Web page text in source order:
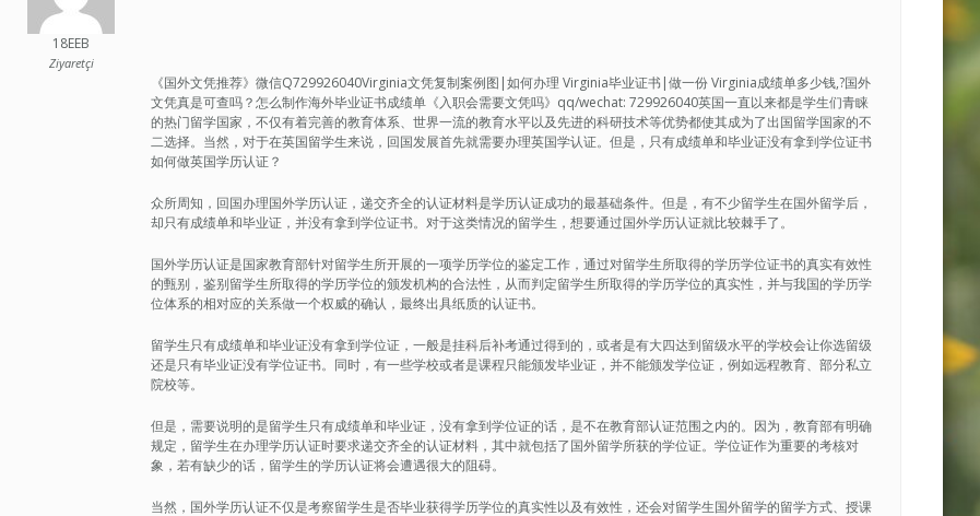
18EEB
Ziyaretçi
《国外文凭推荐》微信Q729926040Virginia文凭复制案例图|如何办理 Virginia毕业证书|做一份 Virginia成绩单多少钱,?国外
文凭真是可查吗？怎么制作海外毕业证书成绩单《入职会需要文凭吗》qq/wechat: 729926040英国一直以来都是学生们青睐
的热门留学国家，不仅有着完善的教育体系、世界一流的教育水平以及先进的科研技术等优势都使其成为了出国留学国家的不
二选择。当然，对于在英国留学生来说，回国发展首先就需要办理英国学认证。但是，只有成绩单和毕业证没有拿到学位证书
如何做英国学历认证？
众所周知，回国办理国外学历认证，递交齐全的认证材料是学历认证成功的最基础条件。但是，有不少留学生在国外留学后，
却只有成绩单和毕业证，并没有拿到学位证书。对于这类情况的留学生，想要通过国外学历认证就比较棘手了。
国外学历认证是国家教育部针对留学生所开展的一项学历学位的鉴定工作，通过对留学生所取得的学历学位证书的真实有效性
的甄别，鉴别留学生所取得的学历学位的颁发机构的合法性，从而判定留学生所取得的学历学位的真实性，并与我国的学历学
位体系的相对应的关系做一个权威的确认，最终出具纸质的认证书。
留学生只有成绩单和毕业证没有拿到学位证，一般是挂科后补考通过得到的，或者是有大四达到留级水平的学校会让你选留级
还是只有毕业证没有学位证书。同时，有一些学校或者是课程只能颁发毕业证，并不能颁发学位证，例如远程教育、部分私立
院校等。
但是，需要说明的是留学生只有成绩单和毕业证，没有拿到学位证的话，是不在教育部认证范围之内的。因为，教育部有明确
规定，留学生在办理学历认证时要求递交齐全的认证材料，其中就包括了国外留学所获的学位证。学位证作为重要的考核对
象，若有缺少的话，留学生的学历认证将会遭遇很大的阻碍。
当然，国外学历认证不仅是考察留学生是否毕业获得学历学位的真实性以及有效性，还会对留学生国外留学的留学方式、授课